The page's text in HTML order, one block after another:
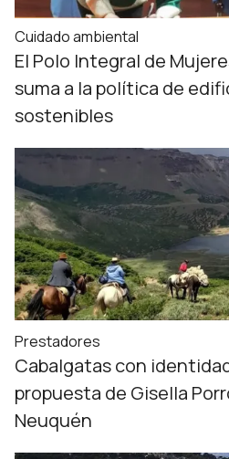
Cuidado ambiental
El Polo Integral de
suma a la política de
sostenibles
Prestadores
Cabalgatas con
propuesta de Gisella
Neuquén